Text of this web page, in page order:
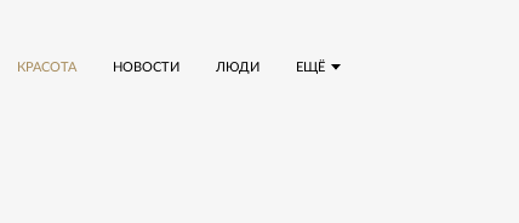
ЕЩЁ
КРАСОТА НОВОСТИ ЛЮДИ